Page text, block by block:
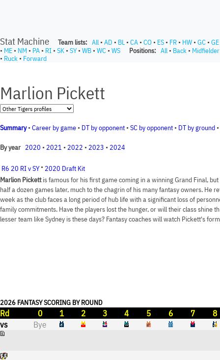
Stat Machine Team lists: All • AD • BL • CA • CO • ES • FR • HW • GC • GE
• ME • NM • PA • RI • SK • SY• WB • WC • WS Positions: All • Back • Midfielder
• Ruck • Forward